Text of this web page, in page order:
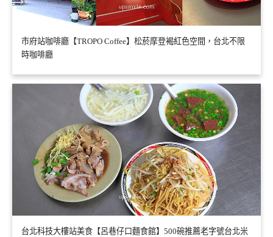
市府站咖啡廳【TROPO Coffee】松菸摩登褐紅色空間，台北不限
時咖啡廳
台北科技大樓站美食【呂巷仔口麵食館】500碗推薦老字號台北米